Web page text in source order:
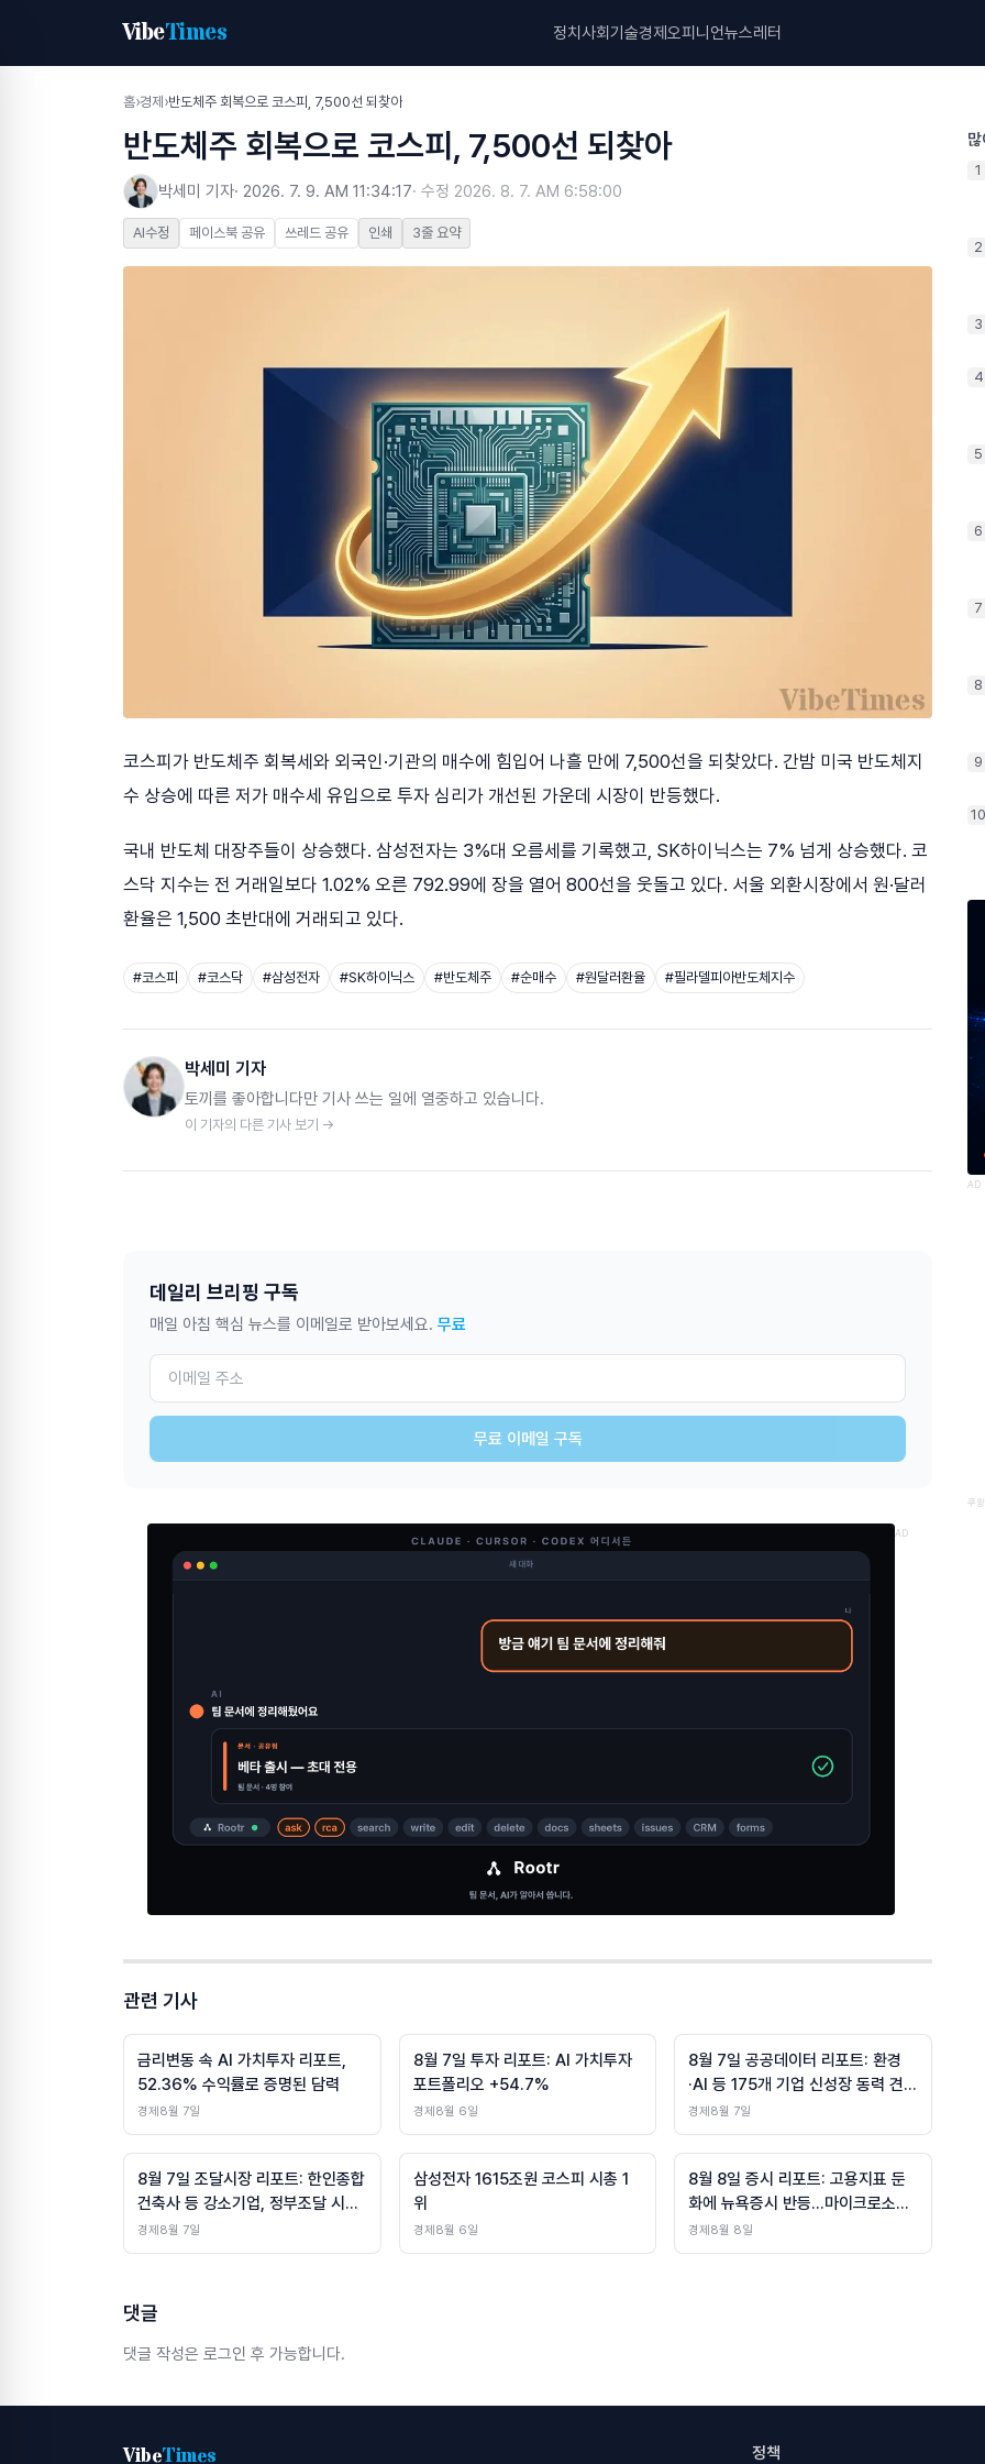
VibeTimes 정치사회기술경제오피니언뉴스레터
홈›경제 ›반도체주 회복으로 코스피, 7,500선 되찾아
반도체주 회복으로 코스피, 7,500선 되찾아
박세미 기자· 2026. 7. 9. AM 11:34:17· 수정 2026. 8. 7. AM 6:58:00
AI수정 페이스북 공유 쓰레드 공유 인쇄 3줄 요약
코스피가 반도체주 회복세와 외국인·기관의 매수에 힘입어 나흘 만에 7,500선을 되찾았다. 간밤 미국 반도체지
수 상승에 따른 저가 매수세 유입으로 투자 심리가 개선된 가운데 시장이 반등했다.
국내 반도체 대장주들이 상승했다. 삼성전자는 3%대 오름세를 기록했고, SK하이닉스는 7% 넘게 상승했다. 코
스닥 지수는 전 거래일보다 1.02% 오른 792.99에 장을 열어 800선을 웃돌고 있다. 서울 외환시장에서 원·달러
환율은 1,500 초반대에 거래되고 있다.
#코스피 #코스닥 #삼성전자 #SK하이닉스 #반도체주 #순매수 #원달러환율 #필라델피아반도체지수
박세미 기자
토끼를 좋아합니다만 기사 쓰는 일에 열중하고 있습니다.
이 기자의 다른 기사 보기 →
데일리 브리핑 구독
매일 아침 핵심 뉴스를 이메일로 받아보세요. 무료
무료 이메일 구독
AD
관련 기사
금리변동 속 AI 가치투자 리포트,
52.36% 수익률로 증명된 담력
경제8월 7일
8월 7일 투자 리포트: AI 가치투자
포트폴리오 +54.7%
경제8월 6일
8월 7일 공공데이터 리포트: 환경
·AI 등 175개 기업 신성장 동력 견
인
경제8월 7일
8월 7일 조달시장 리포트: 한인종합
건축사 등 강소기업, 정부조달 시장
산업 다변화
경제8월 7일
삼성전자 1615조원 코스피 시총 1
위
경제8월 6일
8월 8일 증시 리포트: 고용지표 둔
화에 뉴욕증시 반등…마이크로소프
트·엑슨모빌 등 대형주 보합세
경제8월 8일
댓글
댓글 작성은 로그인 후 가능합니다.
1
2
3
4
5
6
7
8
9
10
AD
쿠
VibeTimes 정책